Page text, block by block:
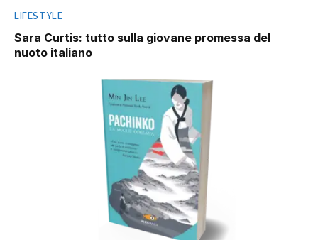
LIFESTYLE
Sara Curtis: tutto sulla giovane promessa del
nuoto italiano